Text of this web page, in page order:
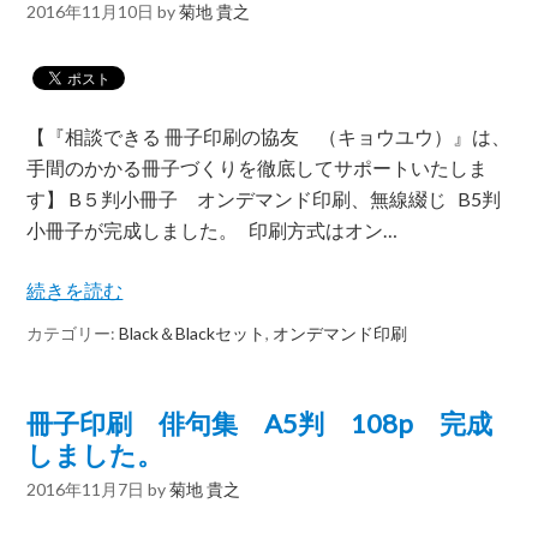
2016年11月10日 by菊地 貴之
【『相談できる 冊子印刷の協友 （キョウユウ）』は、
手間のかかる冊子づくりを徹底してサポートいたしま
す】 B５判小冊子 オンデマンド印刷、無線綴じ B5判
小冊子が完成しました。 印刷方式はオン…
続きを読む
カテゴリー:Black＆Blackセット, オンデマンド印刷
冊子印刷 俳句集 A5判 108p 完成
しました。
2016年11月7日 by菊地 貴之